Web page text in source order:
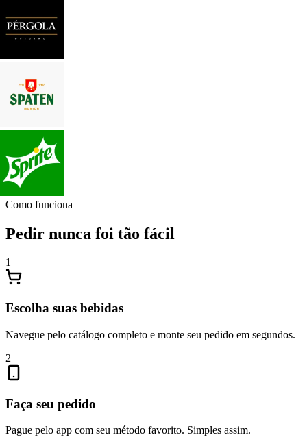
Como funciona
Pedir nunca foi tão fácil
1
Escolha suas bebidas
Navegue pelo catálogo completo e monte seu pedido em segundos.
2
Faça seu pedido
Pague pelo app com seu método favorito. Simples assim.